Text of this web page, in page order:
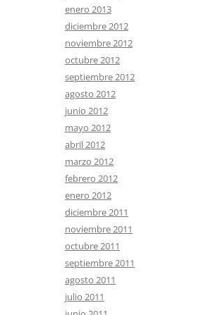
enero 2013
diciembre 2012
noviembre 2012
octubre 2012
septiembre 2012
agosto 2012
junio 2012
mayo 2012
abril 2012
marzo 2012
febrero 2012
enero 2012
diciembre 2011
noviembre 2011
octubre 2011
septiembre 2011
agosto 2011
julio 2011